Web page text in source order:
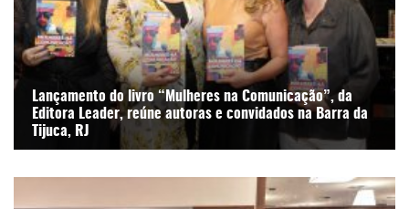
Lançamento do livro “Mulheres na Comunicação”, da
Editora Leader, reúne autoras e convidados na Barra da
Tijuca, RJ